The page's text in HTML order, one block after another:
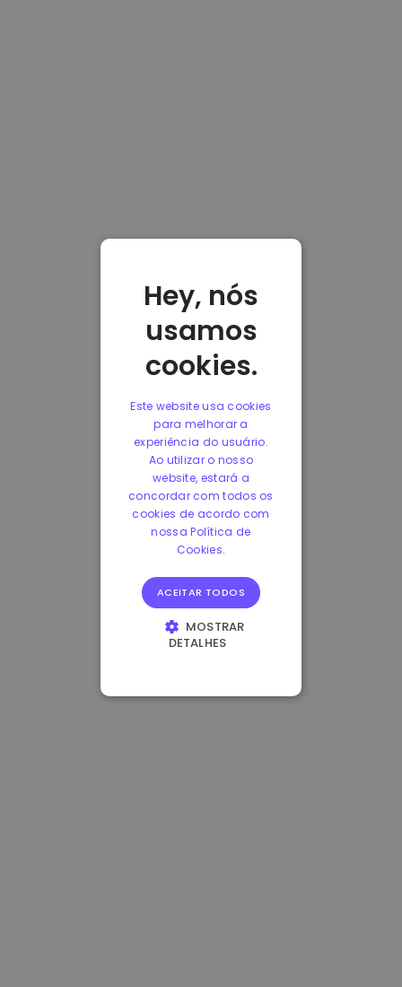
Hey, nós
usamos
cookies.
Este website usa cookies
para melhorar a
experiência do usuário.
Ao utilizar o nosso
website, estará a
concordar com todos os
cookies de acordo com
nossa Política de
Cookies.
ACEITAR TODOS
MOSTRAR
DETALHES